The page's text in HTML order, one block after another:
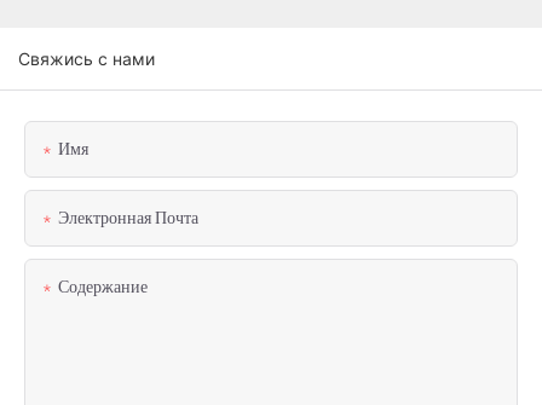
Свяжись с нами
Имя
Электронная Почта
Содержание